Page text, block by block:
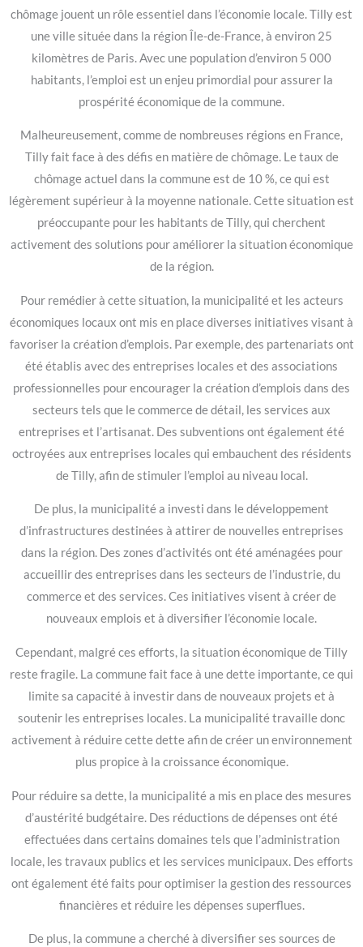
chômage jouent un rôle essentiel dans l’économie locale. Tilly est
une ville située dans la région Île-de-France, à environ 25
kilomètres de Paris. Avec une population d’environ 5 000
habitants, l’emploi est un enjeu primordial pour assurer la
prospérité économique de la commune.
Malheureusement, comme de nombreuses régions en France,
Tilly fait face à des défis en matière de chômage. Le taux de
chômage actuel dans la commune est de 10 %, ce qui est
légèrement supérieur à la moyenne nationale. Cette situation est
préoccupante pour les habitants de Tilly, qui cherchent
activement des solutions pour améliorer la situation économique
de la région.
Pour remédier à cette situation, la municipalité et les acteurs
économiques locaux ont mis en place diverses initiatives visant à
favoriser la création d’emplois. Par exemple, des partenariats ont
été établis avec des entreprises locales et des associations
professionnelles pour encourager la création d’emplois dans des
secteurs tels que le commerce de détail, les services aux
entreprises et l’artisanat. Des subventions ont également été
octroyées aux entreprises locales qui embauchent des résidents
de Tilly, afin de stimuler l’emploi au niveau local.
De plus, la municipalité a investi dans le développement
d’infrastructures destinées à attirer de nouvelles entreprises
dans la région. Des zones d’activités ont été aménagées pour
accueillir des entreprises dans les secteurs de l’industrie, du
commerce et des services. Ces initiatives visent à créer de
nouveaux emplois et à diversifier l’économie locale.
Cependant, malgré ces efforts, la situation économique de Tilly
reste fragile. La commune fait face à une dette importante, ce qui
limite sa capacité à investir dans de nouveaux projets et à
soutenir les entreprises locales. La municipalité travaille donc
activement à réduire cette dette afin de créer un environnement
plus propice à la croissance économique.
Pour réduire sa dette, la municipalité a mis en place des mesures
d’austérité budgétaire. Des réductions de dépenses ont été
effectuées dans certains domaines tels que l’administration
locale, les travaux publics et les services municipaux. Des efforts
ont également été faits pour optimiser la gestion des ressources
financières et réduire les dépenses superflues.
De plus, la commune a cherché à diversifier ses sources de